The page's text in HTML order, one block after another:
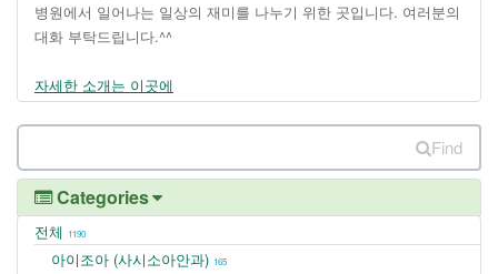
병원에서 일어나는 일상의 재미를 나누기 위한 곳입니다. 여러분의
대화 부탁드립니다.^^
자세한 소개는 이곳에
Find
Categories
전체 1190
아이조아 (사시소아안과) 165